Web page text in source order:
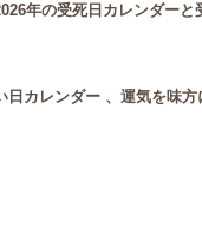
年の受死日カレンダー
カレンダー 、運気を味方